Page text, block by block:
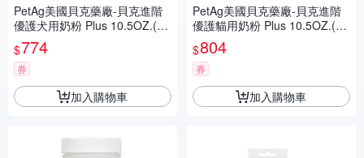
PetAg美國貝克藥廠-貝克進階
優護犬用奶粉 Plus 10.5OZ.(30
0g) (A1109)
$774
券
加入購物車
PetAg美國貝克藥廠-貝克進階
優護貓用奶粉 Plus 10.5OZ.(30
0g) (A1110)
$804
券
加入購物車